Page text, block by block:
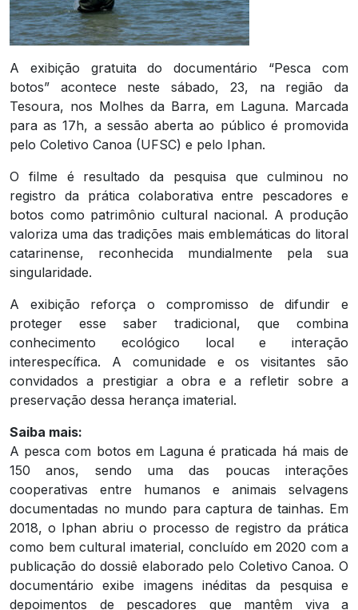
A exibição gratuita do documentário “Pesca com
botos” acontece neste sábado, 23, na região da
Tesoura, nos Molhes da Barra, em Laguna. Marcada
para as 17h, a sessão aberta ao público é promovida
pelo Coletivo Canoa (UFSC) e pelo Iphan.
O filme é resultado da pesquisa que culminou no
registro da prática colaborativa entre pescadores e
botos como patrimônio cultural nacional. A produção
valoriza uma das tradições mais emblemáticas do litoral
catarinense, reconhecida mundialmente pela sua
singularidade.
A exibição reforça o compromisso de difundir e
proteger esse saber tradicional, que combina
conhecimento ecológico local e interação
interespecífica. A comunidade e os visitantes são
convidados a prestigiar a obra e a refletir sobre a
preservação dessa herança imaterial.
Saiba mais:
A pesca com botos em Laguna é praticada há mais de
150 anos, sendo uma das poucas interações
cooperativas entre humanos e animais selvagens
documentadas no mundo para captura de tainhas. Em
2018, o Iphan abriu o processo de registro da prática
como bem cultural imaterial, concluído em 2020 com a
publicação do dossiê elaborado pelo Coletivo Canoa. O
documentário exibe imagens inéditas da pesquisa e
depoimentos de pescadores que mantêm viva a